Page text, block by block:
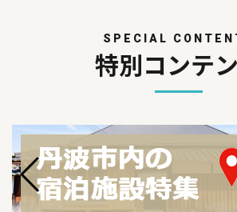
SPECIAL
特別コンテ